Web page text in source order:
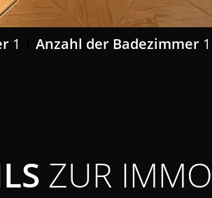
1 Anzahl der Badezimmer 1
ZUR